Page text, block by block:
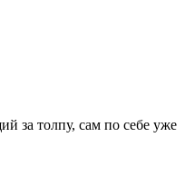
за толпу, сам по себе уже